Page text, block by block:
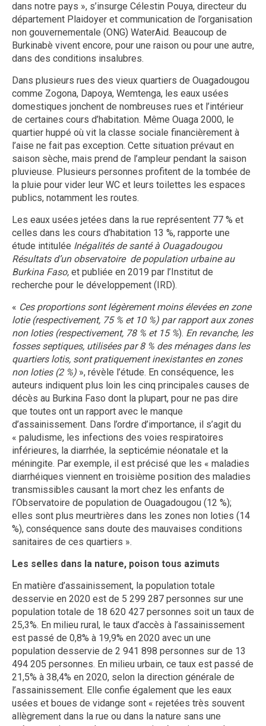
dans notre pays », s’insurge Célestin Pouya, directeur du
département Plaidoyer et communication de l’organisation
non gouvernementale (ONG) WaterAid. Beaucoup de
Burkinabè vivent encore, pour une raison ou pour une autre,
dans des conditions insalubres.
Dans plusieurs rues des vieux quartiers de Ouagadougou
comme Zogona, Dapoya, Wemtenga, les eaux usées
domestiques jonchent de nombreuses rues et l’intérieur
de certaines cours d’habitation. Même Ouaga 2000, le
quartier huppé où vit la classe sociale financièrement à
l’aise ne fait pas exception. Cette situation prévaut en
saison sèche, mais prend de l’ampleur pendant la saison
pluvieuse. Plusieurs personnes profitent de la tombée de
la pluie pour vider leur WC et leurs toilettes les espaces
publics, notamment les routes.
Les eaux usées jetées dans la rue représentent 77 % et
celles dans les cours d’habitation 13 %, rapporte une
étude intitulée Inégalités de santé à Ouagadougou
Résultats d’un observatoire de population urbaine au
Burkina Faso, et publiée en 2019 par l’Institut de
recherche pour le développement (IRD).
« Ces proportions sont légèrement moins élevées en zone
lotie (respectivement, 75 % et 10 %) par rapport aux zones
non loties (respectivement, 78 % et 15 %). En revanche, les
fosses septiques, utilisées par 8 % des ménages dans les
quartiers lotis, sont pratiquement inexistantes en zones
non loties (2 %) », révèle l’étude. En conséquence, les
auteurs indiquent plus loin les cinq principales causes de
décès au Burkina Faso dont la plupart, pour ne pas dire
que toutes ont un rapport avec le manque
d’assainissement. Dans l’ordre d’importance, il s’agit du
« paludisme, les infections des voies respiratoires
inférieures, la diarrhée, la septicémie néonatale et la
méningite. Par exemple, il est précisé que les « maladies
diarrhéiques viennent en troisième position des maladies
transmissibles causant la mort chez les enfants de
l’Observatoire de population de Ouagadougou (12 %);
elles sont plus meurtrières dans les zones non loties (14
%), conséquence sans doute des mauvaises conditions
sanitaires de ces quartiers ».
Les selles dans la nature, poison tous azimuts
En matière d’assainissement, la population totale
desservie en 2020 est de 5 299 287 personnes sur une
population totale de 18 620 427 personnes soit un taux de
25,3%. En milieu rural, le taux d’accès à l’assainissement
est passé de 0,8% à 19,9% en 2020 avec un une
population desservie de 2 941 898 personnes sur de 13
494 205 personnes. En milieu urbain, ce taux est passé de
21,5% à 38,4% en 2020, selon la direction générale de
l’assainissement. Elle confie également que les eaux
usées et boues de vidange sont « rejetées très souvent
allègrement dans la rue ou dans la nature sans une